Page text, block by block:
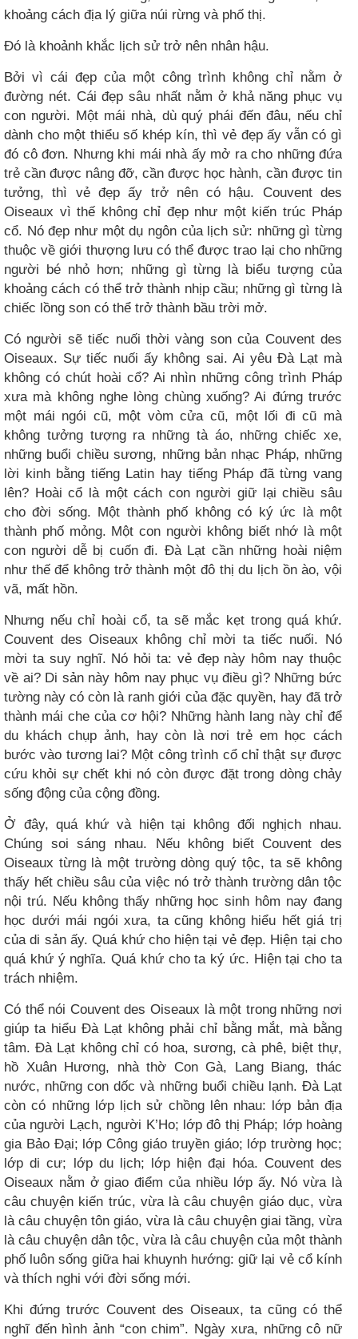
khoảng cách địa lý giữa núi rừng và phố thị.
Đó là khoảnh khắc lịch sử trở nên nhân hậu.
Bởi vì cái đẹp của một công trình không chỉ nằm ở
đường nét. Cái đẹp sâu nhất nằm ở khả năng phục vụ
con người. Một mái nhà, dù quý phái đến đâu, nếu chỉ
dành cho một thiểu số khép kín, thì vẻ đẹp ấy vẫn có gì
đó cô đơn. Nhưng khi mái nhà ấy mở ra cho những đứa
trẻ cần được nâng đỡ, cần được học hành, cần được tin
tưởng, thì vẻ đẹp ấy trở nên có hậu. Couvent des
Oiseaux vì thế không chỉ đẹp như một kiến trúc Pháp
cổ. Nó đẹp như một dụ ngôn của lịch sử: những gì từng
thuộc về giới thượng lưu có thể được trao lại cho những
người bé nhỏ hơn; những gì từng là biểu tượng của
khoảng cách có thể trở thành nhịp cầu; những gì từng là
chiếc lồng son có thể trở thành bầu trời mở.
Có người sẽ tiếc nuối thời vàng son của Couvent des
Oiseaux. Sự tiếc nuối ấy không sai. Ai yêu Đà Lạt mà
không có chút hoài cổ? Ai nhìn những công trình Pháp
xưa mà không nghe lòng chùng xuống? Ai đứng trước
một mái ngói cũ, một vòm cửa cũ, một lối đi cũ mà
không tưởng tượng ra những tà áo, những chiếc xe,
những buổi chiều sương, những bản nhạc Pháp, những
lời kinh bằng tiếng Latin hay tiếng Pháp đã từng vang
lên? Hoài cổ là một cách con người giữ lại chiều sâu
cho đời sống. Một thành phố không có ký ức là một
thành phố mỏng. Một con người không biết nhớ là một
con người dễ bị cuốn đi. Đà Lạt cần những hoài niệm
như thế để không trở thành một đô thị du lịch ồn ào, vội
vã, mất hồn.
Nhưng nếu chỉ hoài cổ, ta sẽ mắc kẹt trong quá khứ.
Couvent des Oiseaux không chỉ mời ta tiếc nuối. Nó
mời ta suy nghĩ. Nó hỏi ta: vẻ đẹp này hôm nay thuộc
về ai? Di sản này hôm nay phục vụ điều gì? Những bức
tường này có còn là ranh giới của đặc quyền, hay đã trở
thành mái che của cơ hội? Những hành lang này chỉ để
du khách chụp ảnh, hay còn là nơi trẻ em học cách
bước vào tương lai? Một công trình cổ chỉ thật sự được
cứu khỏi sự chết khi nó còn được đặt trong dòng chảy
sống động của cộng đồng.
Ở đây, quá khứ và hiện tại không đối nghịch nhau.
Chúng soi sáng nhau. Nếu không biết Couvent des
Oiseaux từng là một trường dòng quý tộc, ta sẽ không
thấy hết chiều sâu của việc nó trở thành trường dân tộc
nội trú. Nếu không thấy những học sinh hôm nay đang
học dưới mái ngói xưa, ta cũng không hiểu hết giá trị
của di sản ấy. Quá khứ cho hiện tại vẻ đẹp. Hiện tại cho
quá khứ ý nghĩa. Quá khứ cho ta ký ức. Hiện tại cho ta
trách nhiệm.
Có thể nói Couvent des Oiseaux là một trong những nơi
giúp ta hiểu Đà Lạt không phải chỉ bằng mắt, mà bằng
tâm. Đà Lạt không chỉ có hoa, sương, cà phê, biệt thự,
hồ Xuân Hương, nhà thờ Con Gà, Lang Biang, thác
nước, những con dốc và những buổi chiều lạnh. Đà Lạt
còn có những lớp lịch sử chồng lên nhau: lớp bản địa
của người Lạch, người K’Ho; lớp đô thị Pháp; lớp hoàng
gia Bảo Đại; lớp Công giáo truyền giáo; lớp trường học;
lớp di cư; lớp du lịch; lớp hiện đại hóa. Couvent des
Oiseaux nằm ở giao điểm của nhiều lớp ấy. Nó vừa là
câu chuyện kiến trúc, vừa là câu chuyện giáo dục, vừa
là câu chuyện tôn giáo, vừa là câu chuyện giai tầng, vừa
là câu chuyện dân tộc, vừa là câu chuyện của một thành
phố luôn sống giữa hai khuynh hướng: giữ lại vẻ cổ kính
và thích nghi với đời sống mới.
Khi đứng trước Couvent des Oiseaux, ta cũng có thể
nghĩ đến hình ảnh “con chim”. Ngày xưa, những cô nữ